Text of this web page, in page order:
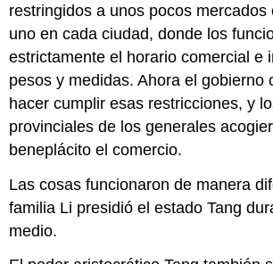
restringidos a unos pocos mercados
uno en cada ciudad, donde los
estrictamente el horario comercial e
pesos y medidas. Ahora el gobierno
hacer cumplir esas restricciones, y
provinciales de los generales
beneplácito el comercio.
Las cosas funcionaron de manera
familia Li presidió el estado Tang
medio.